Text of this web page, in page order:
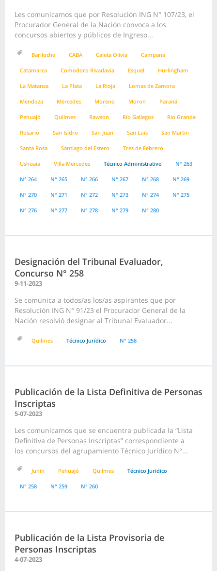
Les comunicamos que por Resolución ING N° 107/23, el
Procurador General de la Nación convoca a los
concursos abiertos y públicos de Ingreso...
Bariloche CABA Caleta Olivia Campana
Catamarca Comodoro Rivadavia Esquel Hurlingham
La Matanza La Plata La Rioja Lomas de Zamora
Mendoza Mercedes Moreno Moron Paraná
Pehuajó Quilmes Rawson Río Gallegos Rio Grande
Rosario San Isidro San Juan San Luis San Martin
Santa Rosa Santiago del Estero Tres de Febrero
Ushuaia Villa Mercedes Técnico Administrativo N° 263
N° 264 N° 265 N° 266 N° 267 N° 268 N° 269
N° 270 N° 271 N° 272 N° 273 N° 274 N° 275
N° 276 N° 277 N° 278 N° 279 N° 280
Designación del Tribunal Evaluador,
Concurso N° 258
9-11-2023
Se comunica a todos/as los/as aspirantes que por
Resolución ING N° 91/23 el Procurador General de la
Nación resolvió designar al Tribunal Evaluador...
Quilmes Técnico Jurídico N° 258
Publicación de la Lista Definitiva de Personas
Inscriptas
5-07-2023
Les comunicamos que se encuentra publicada la “Lista
Definitiva de Personas Inscriptas” correspondiente a
los concursos del agrupamiento Técnico Jurídico N°...
Junín Pehuajó Quilmes Técnico Jurídico
N° 258 N° 259 N° 260
Publicación de la Lista Provisoria de
Personas Inscriptas
4-07-2023